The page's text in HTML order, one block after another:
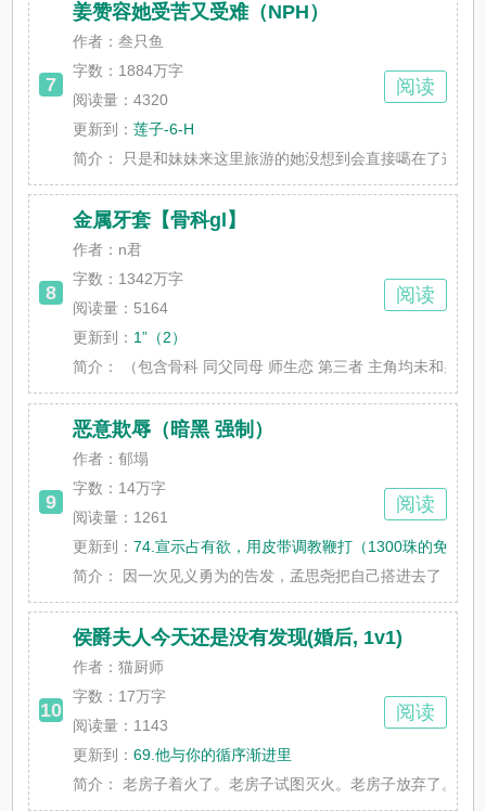
7
姜赞容她受苦又受难（NPH）
作者：叁只鱼
字数： 1884万字
阅读量：4320
更新到：莲子-6-H
简介：
只是和妹妹来这里旅游的她没想到会直接噶在了这个
阅读
8
金属牙套【骨科gl】
作者：n君
字数： 1342万字
阅读量：5164
更新到： 1”（2）
简介：
（包含骨科 同父同母 师生恋 第三者 主角均未和男
阅读
9
恶意欺辱（暗黑 强制）
作者：郁塌
字数： 14万字
阅读量：1261
更新到：74.宣示占有欲，用皮带调教鞭打（1300珠的免
简介：
因一次见义勇为的告发，孟思尧把自己搭进去了，她
阅读
10
侯爵夫人今天还是没有发现(婚后, 1v1)
作者：猫厨师
字数： 17万字
阅读量：1143
更新到：69.他与你的循序渐进里
简介：
老房子着火了。老房子试图灭火。老房子放弃了。老
阅读